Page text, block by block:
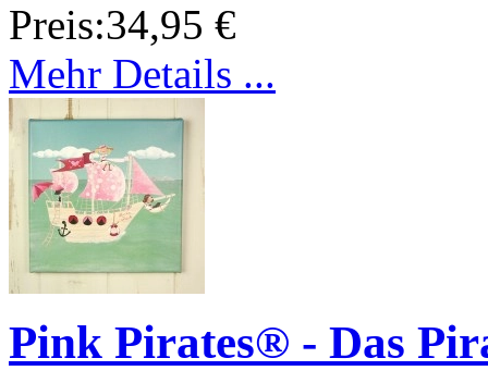
Preis:34,95 €
Mehr Details ...
Pink Pirates® - Das